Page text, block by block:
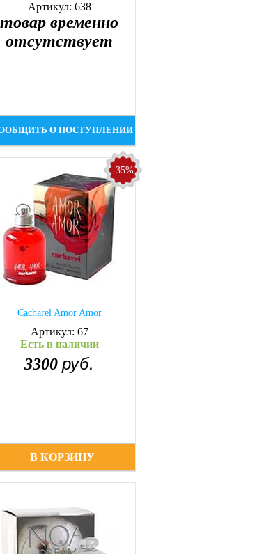
Артикул: 638
товар временно
отсутствует
О ПОСТУПЛЕНИИ
-35%
Cacharel Amor Amor
Артикул: 67
Есть в наличии
3300 руб.
В КОРЗИНУ